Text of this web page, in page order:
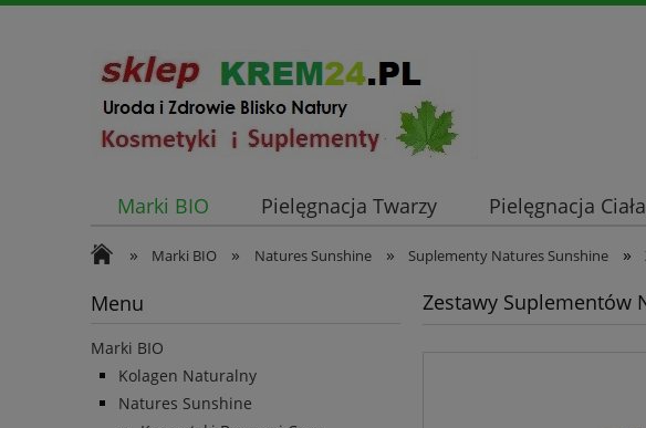
Marki BIO Pielęgnacja Twarzy Pielęgnacja Ciała
» Marki BIO » Natures Sunshine » Suplementy Natures Sunshine »
Menu
Marki BIO
Kolagen Naturalny
Natures Sunshine
Zestawy Suplementów